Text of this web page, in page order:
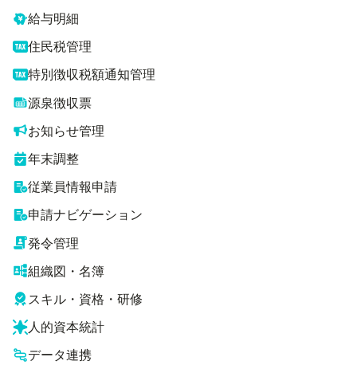
給与明細
住民税管理
特別徴収税額通知管理
源泉徴収票
お知らせ管理
年末調整
従業員情報申請
申請ナビゲーション
発令管理
組織図・名簿
スキル・資格・研修
人的資本統計
データ連携